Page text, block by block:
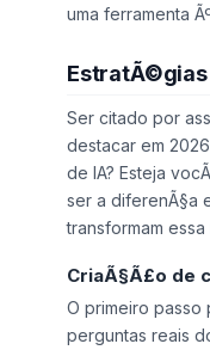
uma ferramenta
Ser citado por
destacar em
de IA? Esteja
ser a diferenÃ§a
transformam
CriaÃ§Ã£o de
O primeiro passo
perguntas reais